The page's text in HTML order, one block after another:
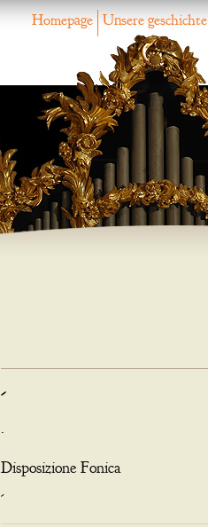
Homepage Unsere geschichte
-
.
Disposizione Fonica
-